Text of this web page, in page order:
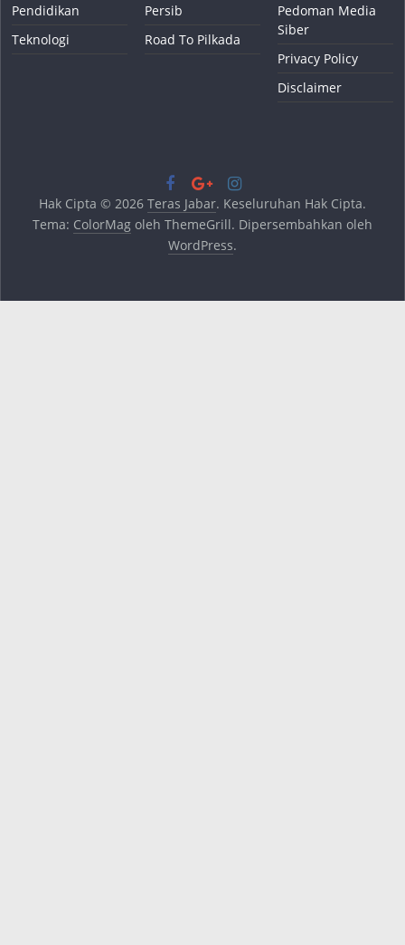
Pendidikan
Teknologi
Persib
Road To Pilkada
Pedoman Media
Siber
Privacy Policy
Disclaimer
Hak Cipta © 2026 Teras Jabar. Keseluruhan Hak Cipta.
Tema: ColorMagoleh ThemeGrill. Dipersembahkan oleh
WordPress.